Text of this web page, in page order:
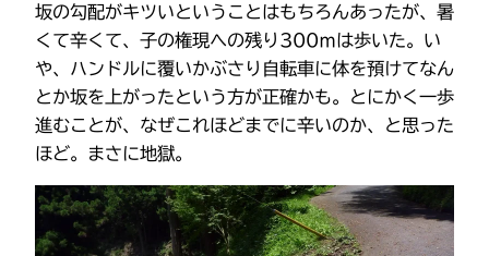
坂の勾配がキツいということはもちろんあったが、暑
くて辛くて、子の権現への残り300ｍは歩いた。い
や、ハンドルに覆いかぶさり自転車に体を預けてなん
とか坂を上がったという方が正確かも。とにかく一歩
進むことが、なぜこれほどまでに辛いのか、と思った
ほど。まさに地獄。